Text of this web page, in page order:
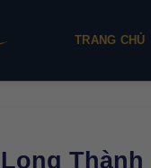
TRANG CHỦ